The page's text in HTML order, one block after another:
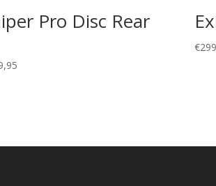
Pro Disc Rear
Prijsklasse:
€